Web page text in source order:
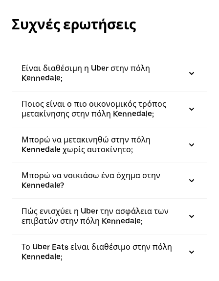
Συχνές ερωτήσεις
Είναι διαθέσιμη η Uber στην πόλη
Kennedale;
Ποιος είναι ο πιο οικονομικός τρόπος
μετακίνησης στην πόλη Kennedale;
Μπορώ να μετακινηθώ στην πόλη
Kennedale χωρίς αυτοκίνητο;
Μπορώ να νοικιάσω ένα όχημα στην
Kennedale?
Πώς ενισχύει η Uber την ασφάλεια των
επιβατών στην πόλη Kennedale;
Το Uber Eats είναι διαθέσιμο στην πόλη
Kennedale;